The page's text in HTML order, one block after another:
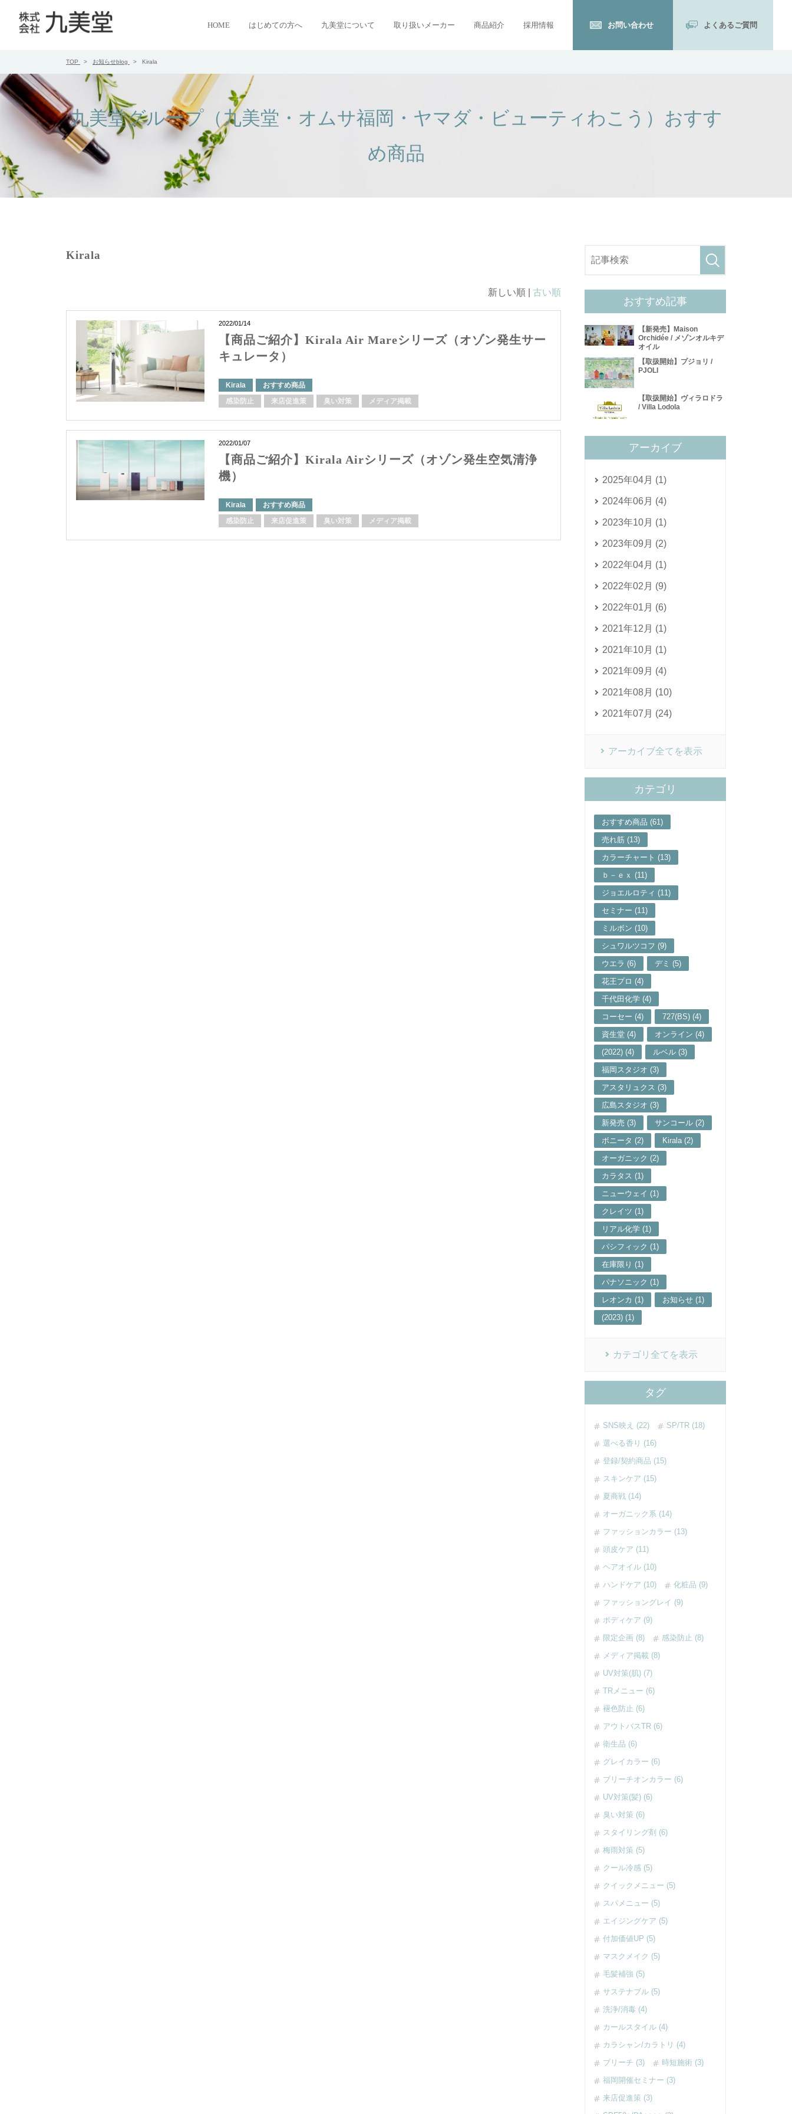
HOME はじめての方へ 九美堂について 取り扱いメーカー 商品紹介 採用情報 お問い合わせ よくあるご質問
TOP お知らせblog Kirala
九美堂グループ（九美堂・オムサ福岡・ヤマダ・ビューティわこう）おすす
め商品
Kirala
新しい順 | 古い順
2022/01/14
【商品ご紹介】Kirala Air Mareシリーズ（オゾン発生サー
キュレータ）
Kirala
おすすめ商品
感染防止
来店促進策 臭い対策 メディア掲載
2022/01/07
【商品ご紹介】Kirala Airシリーズ（オゾン発生空気清浄
機）
Kirala
おすすめ商品
感染防止
来店促進策 臭い対策 メディア掲載
おすすめ記事
【新発売】Maison
Orchidée / メゾンオルキデ
オイル
【取扱開始】プジョリ /
PJOLI
【取扱開始】ヴィラロドラ
/ Villa Lodola
アーカイブ
2025年04月 (1)
2024年06月 (4)
2023年10月 (1)
2023年09月 (2)
2022年04月 (1)
2022年02月 (9)
2022年01月 (6)
2021年12月 (1)
2021年10月 (1)
2021年09月 (4)
2021年08月 (10)
2021年07月 (24)
アーカイブ全てを表示
カテゴリ
おすすめ商品 (61)
売れ筋 (13)
カラーチャート (13)
ｂ－ｅｘ (11)
ジョエルロティ (11)
セミナー (11)
ミルボン (10)
シュワルツコフ (9)
ウエラ (6)
デミ (5)
花王プロ (4)
千代田化学 (4)
コーセー (4)
727(BS) (4)
資生堂 (4)
オンライン (4)
(2022) (4)
ルベル (3)
福岡スタジオ (3)
アスタリュクス (3)
広島スタジオ (3)
新発売 (3)
サンコール (2)
ボニータ (2)
Kirala (2)
オーガニック (2)
カラタス (1)
ニューウェイ (1)
クレイツ (1)
リアル化学 (1)
パシフィック (1)
在庫限り (1)
パナソニック (1)
レオンカ (1)
お知らせ (1)
(2023) (1)
カテゴリ全てを表示
タグ
SNS映え (22)
SP/TR (18)
選べる香り (16)
登録/契約商品 (15)
スキンケア (15)
夏商戦 (14)
オーガニック系 (14)
ファッションカラー (13)
頭皮ケア (11)
ヘアオイル (10)
ハンドケア (10)
化粧品 (9)
ファッショングレイ (9)
ボディケア (9)
限定企画 (8)
感染防止 (8)
メディア掲載 (8)
UV対策(肌) (7)
TRメニュー (6)
褪色防止 (6)
アウトバスTR (6)
衛生品 (6)
グレイカラー (6)
ブリーチオンカラー (6)
UV対策(髪) (6)
臭い対策 (6)
スタイリング剤 (6)
梅雨対策 (5)
クール冷感 (5)
クイックメニュー (5)
スパメニュー (5)
エイジングケア (5)
付加価値UP (5)
マスクメイク (5)
毛髪補強 (5)
サステナブル (5)
洗浄/消毒 (4)
カールスタイル (4)
カラシャン/カラトリ (4)
ブリーチ (3)
時短施術 (3)
福岡開催セミナー (3)
来店促進策 (3)